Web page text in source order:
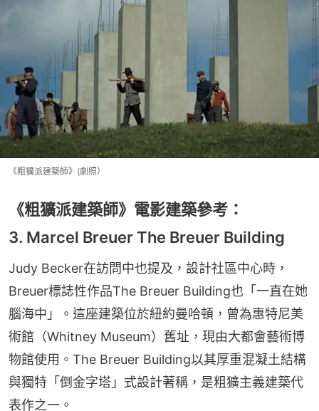
《粗獷派建築師》(劇照）
《粗獷派建築師》電影建築參考：
3. Marcel Breuer The Breuer Building
Judy Becker在訪問中也提及，設計社區中心時，
Breuer標誌性作品The Breuer Building也「一直在她
腦海中」。這座建築位於紐約曼哈頓，曾為惠特尼美
術館（Whitney Museum）舊址，現由大都會藝術博
物館使用。The Breuer Building以其厚重混凝土結構
與獨特「倒金字塔」式設計著稱，是粗獷主義建築代
表作之一。